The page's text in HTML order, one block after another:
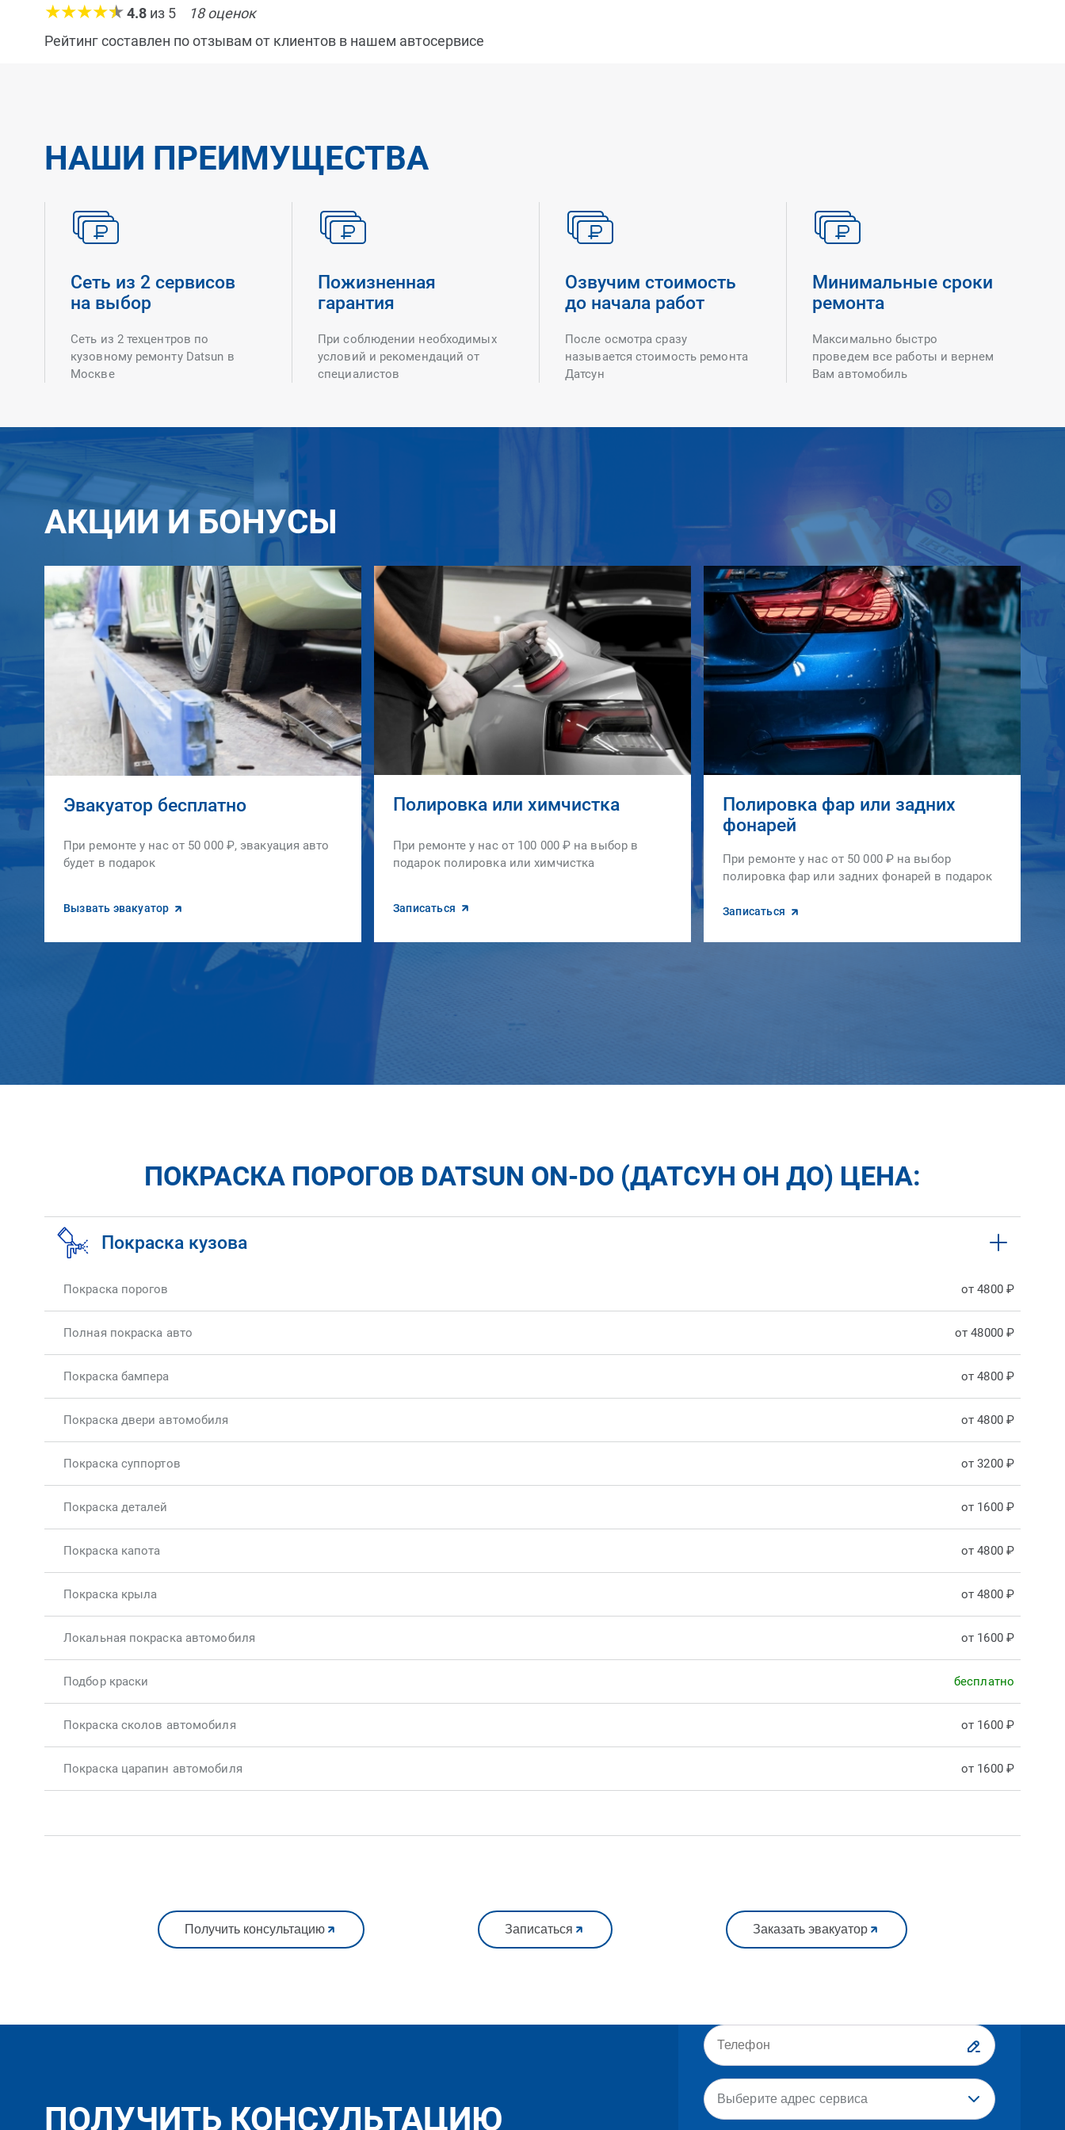
4.8 из 5 18оценок
Рейтинг составлен по отзывам от клиентов в нашем автосервисе
НАШИ ПРЕИМУЩЕСТВА
Сеть из 2 сервисов
на выбор
Сеть из 2 техцентров по
кузовному ремонту Datsun в
Москве
Пожизненная
гарантия
При соблюдении необходимых
условий и рекомендаций от
специалистов
Озвучим стоимость
до начала работ
После осмотра сразу
называется стоимость ремонта
Датсун
Минимальные сроки
ремонта
Максимально быстро
проведем все работы и вернем
Вам автомобиль
АКЦИИ И БОНУСЫ
Эвакуатор бесплатно
При ремонте у нас от 50 000 ₽, эвакуация авто
будет в подарок
Вызвать эвакуатор
Полировка или химчистка
При ремонте у нас от 100 000 ₽ на выбор в
подарок полировка или химчистка
Записаться
Полировка фар или задних
фонарей
При ремонте у нас от 50 000 ₽ на выбор
полировка фар или задних фонарей в подарок
Записаться
ПОКРАСКА ПОРОГОВ DATSUN ON-DO (ДАТСУН ОН ДО) ЦЕНА:
Покраска кузова
Покраска порогов от 4800 ₽
Полная покраска авто от 48000 ₽
Покраска бампера от 4800 ₽
Покраска двери автомобиля от 4800 ₽
Покраска суппортов от 3200 ₽
Покраска деталей от 1600 ₽
Покраска капота от 4800 ₽
Покраска крыла от 4800 ₽
Локальная покраска автомобиля от 1600 ₽
Подбор краски бесплатно
Покраска сколов автомобиля от 1600 ₽
Покраска царапин автомобиля от 1600 ₽
Получить консультацию Записаться Заказать эвакуатор
ПОЛУЧИТЬ КОНСУЛЬТАЦИЮ
Выберите адрес сервиса